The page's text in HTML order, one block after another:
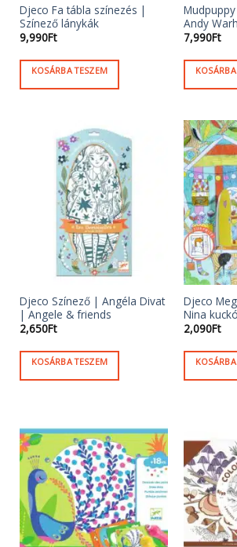
Djeco Fa tábla színezés |
Színező lánykák
9,990Ft
KOSÁRBA TESZEM
Andy
7,990Ft
Djeco Színező | Angéla Divat
| Angele & friends
2,650Ft
KOSÁRBA TESZEM
Djeco
Nina
2,090Ft